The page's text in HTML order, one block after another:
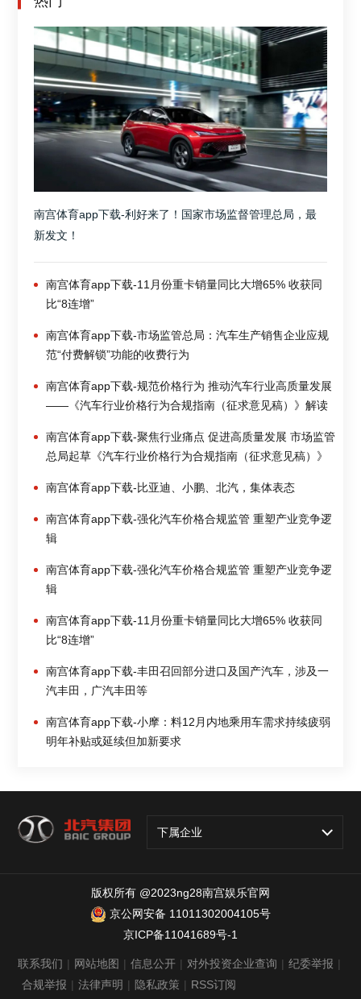
南宫体育app下载-利好来了！国家市场监督管理总局，最
新发文！
南宫体育app下载-11月份重卡销量同比大增65% 收获同
比“8连增”
南宫体育app下载-市场监管总局：汽车生产销售企业应规
范“付费解锁”功能的收费行为
南宫体育app下载-规范价格行为 推动汽车行业高质量发展
——《汽车行业价格行为合规指南（征求意见稿）》解读
南宫体育app下载-聚焦行业痛点 促进高质量发展 市场监管
总局起草《汽车行业价格行为合规指南（征求意见稿）》
南宫体育app下载-比亚迪、小鹏、北汽，集体表态
南宫体育app下载-强化汽车价格合规监管 重塑产业竞争逻
辑
南宫体育app下载-强化汽车价格合规监管 重塑产业竞争逻
辑
南宫体育app下载-11月份重卡销量同比大增65% 收获同
比“8连增”
南宫体育app下载-丰田召回部分进口及国产汽车，涉及一
汽丰田，广汽丰田等
南宫体育app下载-小摩：料12月内地乘用车需求持续疲弱
明年补贴或延续但加新要求
下属企业
版权所有 @2023ng28南宫娱乐官网
京公网安备 11011302004105号
京ICP备11041689号-1
联系我们 | 网站地图 | 信息公开 | 对外投资企业查询 | 纪委举报 |
合规举报 | 法律声明 | 隐私政策 | RSS订阅